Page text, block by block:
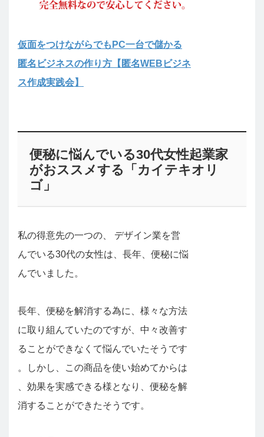
仮面をつけながらでもPC一台で儲かる
匿名ビジネスの作り方【匿名WEBビジネ
ス作成実践会】
便秘に悩んでいる30代女性起業家
がおススメする「カイテキオリ
ゴ」
私の得意先の一つの、 デザイン業を営
んでいる30代の女性は、長年、便秘に悩
んでいました。
長年、便秘を解消する為に、様々な方法
に取り組んていたのですが、中々改善す
ることができなくて悩んでいたそうです
。しかし、この商品を使い始めてからは
、効果を実感できる様となり、便秘を解
消することができたそうです。